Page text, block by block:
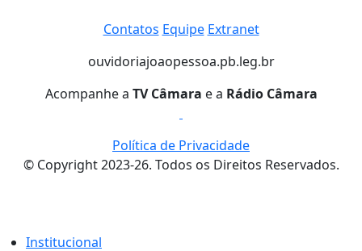
Contatos Equipe Extranet
ouvidoriajoaopessoa.pb.leg.br
Acompanhe a TV Câmara e a Rádio Câmara
© Copyright 2023-26. Todos os Direitos Reservados.
Política de Privacidade
Institucional